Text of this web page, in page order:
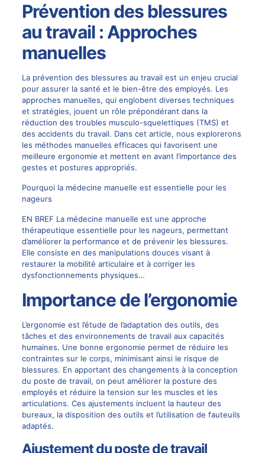
Prévention des blessures
au travail : Approches
manuelles
La prévention des blessures au travail est un enjeu crucial
pour assurer la santé et le bien-être des employés. Les
approches manuelles, qui englobent diverses techniques
et stratégies, jouent un rôle prépondérant dans la
réduction des troubles musculo-squelettiques (TMS) et
des accidents du travail. Dans cet article, nous explorerons
les méthodes manuelles efficaces qui favorisent une
meilleure ergonomie et mettent en avant l’importance des
gestes et postures appropriés.
Pourquoi la médecine manuelle est essentielle pour les
nageurs
EN BREF La médecine manuelle est une approche
thérapeutique essentielle pour les nageurs, permettant
d’améliorer la performance et de prévenir les blessures.
Elle consiste en des manipulations douces visant à
restaurer la mobilité articulaire et à corriger les
dysfonctionnements physiques…
Importance de l’ergonomie
L’ergonomie est l’étude de l’adaptation des outils, des
tâches et des environnements de travail aux capacités
humaines. Une bonne ergonomie permet de réduire les
contraintes sur le corps, minimisant ainsi le risque de
blessures. En apportant des changements à la conception
du poste de travail, on peut améliorer la posture des
employés et réduire la tension sur les muscles et les
articulations. Ces ajustements incluent la hauteur des
bureaux, la disposition des outils et l’utilisation de fauteuils
adaptés.
Ajustement du poste de travail